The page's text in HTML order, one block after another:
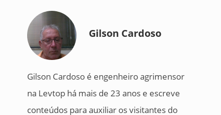
Gilson Cardoso
Gilson Cardoso é engenheiro agrimensor
na Levtop há mais de 23 anos e escreve
conteúdos para auxiliar os visitantes do